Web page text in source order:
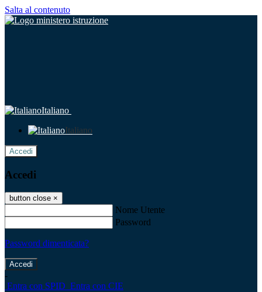
Salta al contenuto
Italiano
Italiano
Accedi
Accedi
button close ×
Nome Utente
Password
Password dimenticata?
-
Entra con SPID Entra con CIE